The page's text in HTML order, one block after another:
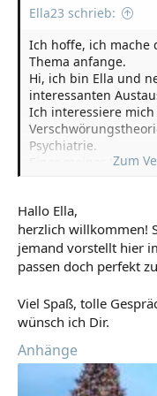
Ella23 schrieb:
Ich hoffe, ich mache
Thema anfange.
Hi, ich bin Ella und
interessanten
Ich interessiere
Psychiatrie.
Einer meiner
und Hexen.
Zum
Hallo Ella,
herzlich willkommen!
jemand vorstellt hier
passen doch perfekt
Viel Spaß, tolle
wünsch ich Dir.
Anhänge